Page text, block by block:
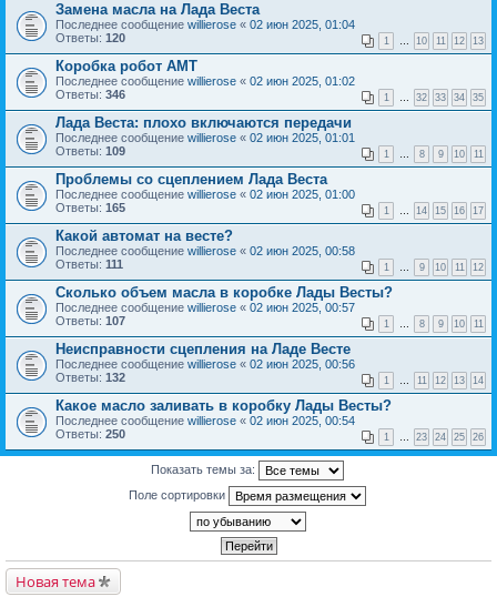
Замена масла на Лада Веста
Последнее сообщение willierose « 02 июн 2025, 01:04
Ответы: 120 1 … 10 11 12 13
Коробка робот АМТ
Последнее сообщение willierose « 02 июн 2025, 01:02
Ответы: 346 1 … 32 33 34 35
Лада Веста: плохо включаются передачи
Последнее сообщение willierose « 02 июн 2025, 01:01
Ответы: 109 1 … 8 9 10 11
Проблемы со сцеплением Лада Веста
Последнее сообщение willierose « 02 июн 2025, 01:00
Ответы: 165 1 … 14 15 16 17
Какой автомат на весте?
Последнее сообщение willierose « 02 июн 2025, 00:58
Ответы: 111 1 … 9 10 11 12
Сколько объем масла в коробке Лады Весты?
Последнее сообщение willierose « 02 июн 2025, 00:57
Ответы: 107 1 … 8 9 10 11
Неисправности сцепления на Ладе Весте
Последнее сообщение willierose « 02 июн 2025, 00:56
Ответы: 132 1 … 11 12 13 14
Какое масло заливать в коробку Лады Весты?
Последнее сообщение willierose « 02 июн 2025, 00:54
Ответы: 250 1 … 23 24 25 26
Показать темы за:
Поле сортировки
Новая тема